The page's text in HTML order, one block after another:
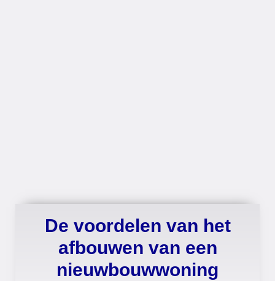
De voordelen van het
afbouwen van een
nieuwbouwwoning